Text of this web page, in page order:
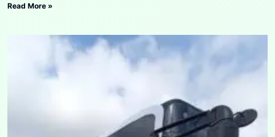
Read More »